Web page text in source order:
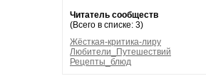
Читатель сообществ
(Всего в списке: 3)
Жёсткая-критика-лиру
Любители_Путешествий
Рецепты_блюд